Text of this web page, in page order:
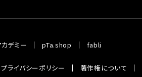
カデミー pTa.shop fabli
プライバシーポリシー 著作権について